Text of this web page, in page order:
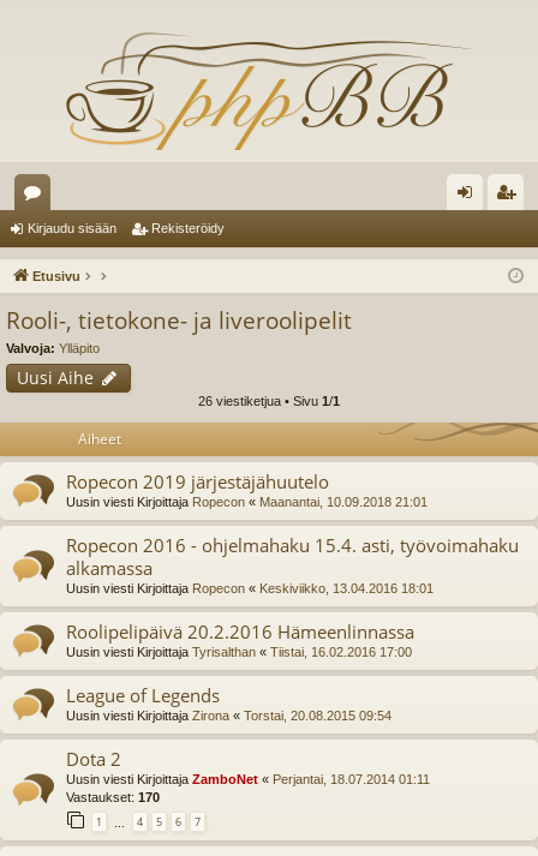
es
ku
ua
t
au ist
Kirjaudu sisään Rekisteröidy
Etusivu
Rooli-, tietokone- ja liveroolipelit
Valvoja: Ylläpito
Uusi Aihe
26 viestiketjua • Sivu 1/1
Aiheet
Ropecon 2019 järjestäjähuutelo
Uusin viesti Kirjoittaja Ropecon « Maanantai, 10.09.2018 21:01
Ropecon 2016 - ohjelmahaku 15.4. asti, työvoimahaku
alkamassa
Uusin viesti Kirjoittaja Ropecon « Keskiviikko, 13.04.2016 18:01
Roolipelipäivä 20.2.2016 Hämeenlinnassa
Uusin viesti Kirjoittaja Tyrisalthan « Tiistai, 16.02.2016 17:00
League of Legends
Uusin viesti Kirjoittaja Zirona « Torstai, 20.08.2015 09:54
Dota 2
Uusin viesti Kirjoittaja ZamboNet « Perjantai, 18.07.2014 01:11
Vastaukset: 170
1 4 5 6 7